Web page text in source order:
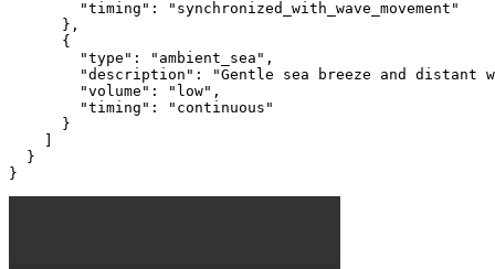
        "timing": "synchronized_with_wave_movement"
      },
      {
        "type": "ambient_sea",
"description": "Gentle sea breeze and distant
        "volume": "low",
        "timing": "continuous"
      }
    ]
  }
}